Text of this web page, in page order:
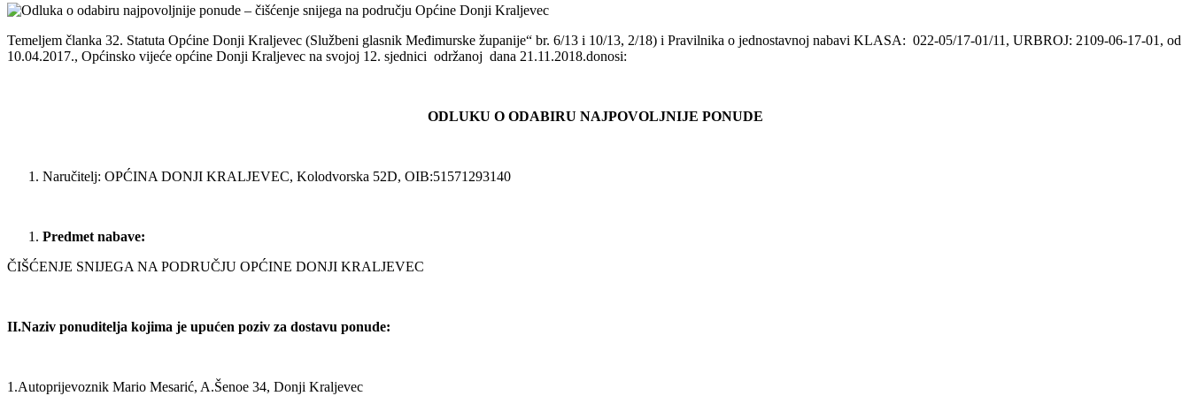
Temeljem članka 32. Statuta Općine Donji Kraljevec (Službeni glasnik Međimurske županije“ br. 6/13 i 10/13, 2/18) i Pravilnika o jednostavnoj nabavi KLASA: 022-05/17-01/11, URBROJ: 2109-06-17-01, od
10.04.2017., Općinsko vijeće općine Donji Kraljevec na svojoj 12. sjednici održanoj dana 21.11.2018.donosi:
ODLUKU O ODABIRU NAJPOVOLJNIJE PONUDE
Naručitelj: OPĆINA DONJI KRALJEVEC, Kolodvorska 52D, OIB:51571293140
Predmet nabave:
ČIŠĆENJE SNIJEGA NA PODRUČJU OPĆINE DONJI KRALJEVEC
II.Naziv ponuditelja kojima je upućen poziv za dostavu ponude:
1.Autoprijevoznik Mario Mesarić, A.Šenoe 34, Donji Kraljevec